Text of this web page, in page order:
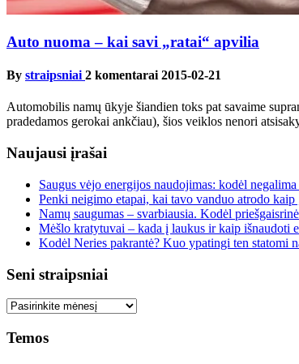
Auto nuoma – kai savi „ratai“ apvilia
By straipsniai 2 komentarai 2015-02-21
Automobilis namų ūkyje šiandien toks pat savaime
pradedamos gerokai ankčiau), šios veiklos nenori
Naujausi įrašai
Saugus vėjo energijos naudojimas: kodėl
Penki neigimo etapai, kai tavo vanduo atrodo kaip
Namų saugumas – svarbiausia. Kodėl
Mėšlo kratytuvai – kada į laukus ir kaip išnaudoti
Kodėl Neries pakrantė? Kuo ypatingi ten statomi
Seni straipsniai
Seni
Temos